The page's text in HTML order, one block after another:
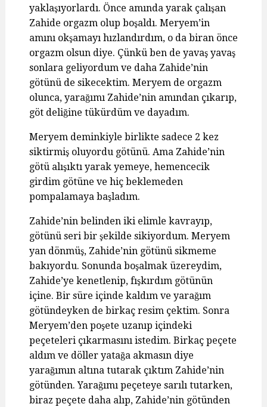
yaklaşıyorlardı. Önce amında yarak çalışan
Zahide orgazm olup boşaldı. Meryem’in
amını okşamayı hızlandırdım, o da biran önce
orgazm olsun diye. Çünkü ben de yavaş yavaş
sonlara geliyordum ve daha Zahide’nin
götünü de sikecektim. Meryem de orgazm
olunca, yarağımı Zahide’nin amından çıkarıp,
göt deliğine tükürdüm ve dayadım.
Meryem deminkiyle birlikte sadece 2 kez
siktirmiş oluyordu götünü. Ama Zahide’nin
götü alışıktı yarak yemeye, hemencecik
girdim götüne ve hiç beklemeden
pompalamaya başladım.
Zahide’nin belinden iki elimle kavrayıp,
götünü seri bir şekilde sikiyordum. Meryem
yan dönmüş, Zahide’nin götünü sikmeme
bakıyordu. Sonunda boşalmak üzereydim,
Zahide’ye kenetlenip, fışkırdım götünün
içine. Bir süre içinde kaldım ve yarağım
götündeyken de birkaç resim çektim. Sonra
Meryem’den poşete uzanıp içindeki
peçeteleri çıkarmasını istedim. Birkaç peçete
aldım ve döller yatağa akmasın diye
yarağımın altına tutarak çıktım Zahide’nin
götünden. Yarağımı peçeteye sarılı tutarken,
biraz peçete daha alıp, Zahide’nin götünden